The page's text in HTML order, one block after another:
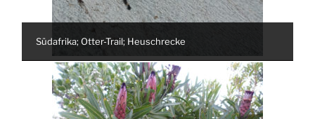
Südafrika; Otter-Trail; Heuschrecke